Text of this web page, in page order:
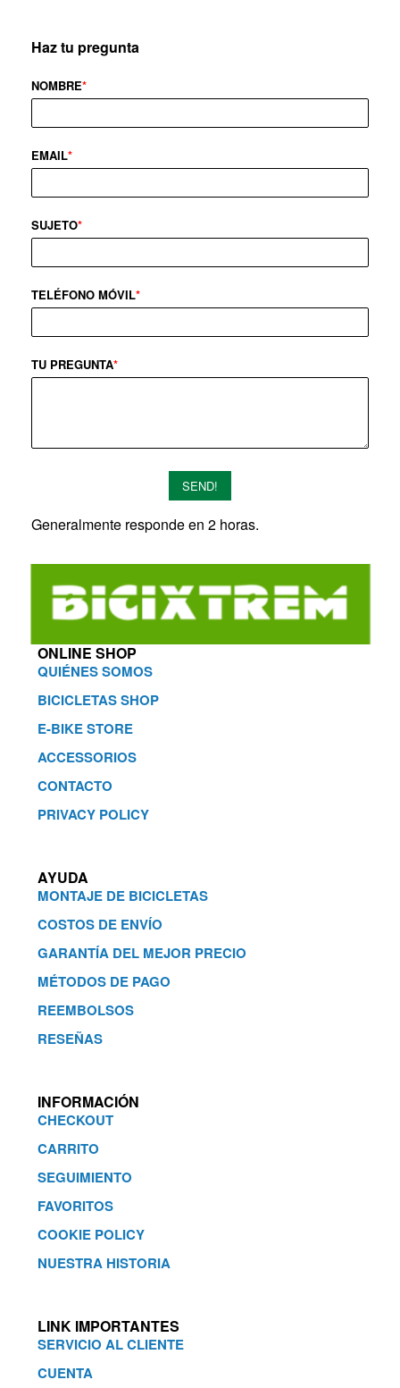
Haz tu pregunta
NOMBRE*
EMAIL*
SUJETO*
TELÉFONO MÓVIL*
TU PREGUNTA*
SEND!
Generalmente responde en 2 horas.
ONLINE SHOP
QUIÉNES SOMOS
BICICLETAS SHOP
E-BIKE STORE
ACCESSORIOS
CONTACTO
PRIVACY POLICY
AYUDA
MONTAJE DE BICICLETAS
COSTOS DE ENVÍO
GARANTÍA DEL MEJOR PRECIO
MÉTODOS DE PAGO
REEMBOLSOS
RESEÑAS
INFORMACIÓN
CHECKOUT
CARRITO
SEGUIMIENTO
FAVORITOS
COOKIE POLICY
NUESTRA HISTORIA
LINK IMPORTANTES
SERVICIO AL CLIENTE
CUENTA